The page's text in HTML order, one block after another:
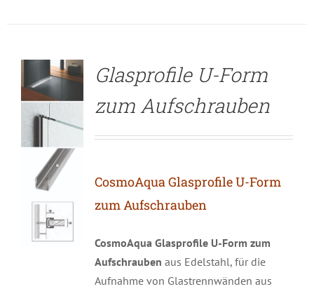
Glasprofile U-Form
zum Aufschrauben
CosmoAqua Glasprofile U-Form
zum Aufschrauben
CosmoAqua Glasprofile U-Form zum
Aufschrauben aus Edelstahl, für die
Aufnahme von Glastrennwänden aus